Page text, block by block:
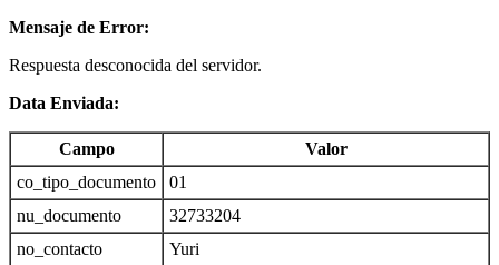
Mensaje de Error:
Respuesta desconocida del servidor.
Data Enviada:
Campo
Valor
co_tipo_documento
01
nu_documento
32733204
no_contacto
Yuri